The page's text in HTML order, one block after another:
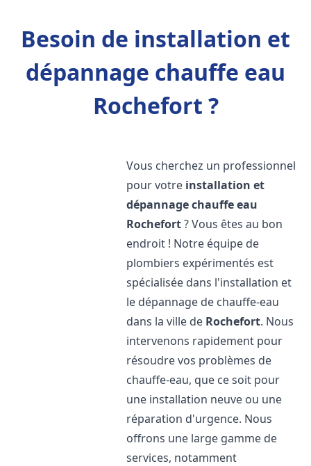
Besoin de installation et
dépannage chauffe eau
Rochefort ?
Vous cherchez un professionnel
pour votre installation et
dépannage chauffe eau
Rochefort? Vous êtes au bon
endroit ! Notre équipe de
plombiers expérimentés est
spécialisée dans l'installation et
le dépannage de chauffe-eau
dans la ville de Rochefort. Nous
intervenons rapidement pour
résoudre vos problèmes de
chauffe-eau, que ce soit pour
une installation neuve ou une
réparation d'urgence. Nous
offrons une large gamme de
services, notamment